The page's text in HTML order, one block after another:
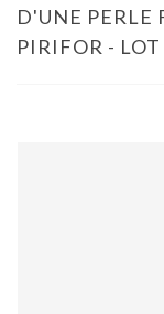
D'UNE PERLE
PIRIFOR -